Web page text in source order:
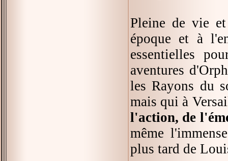
Pleine de vie et
époque et à
essentielles
aventures
les Rayons du
mais qui à
l'action, de
même
plus tard de